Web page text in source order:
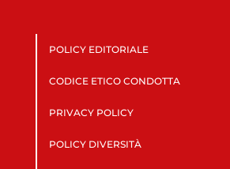
POLICY EDITORIALE
CODICE ETICO CONDOTTA
PRIVACY POLICY
POLICY DIVERSITÀ